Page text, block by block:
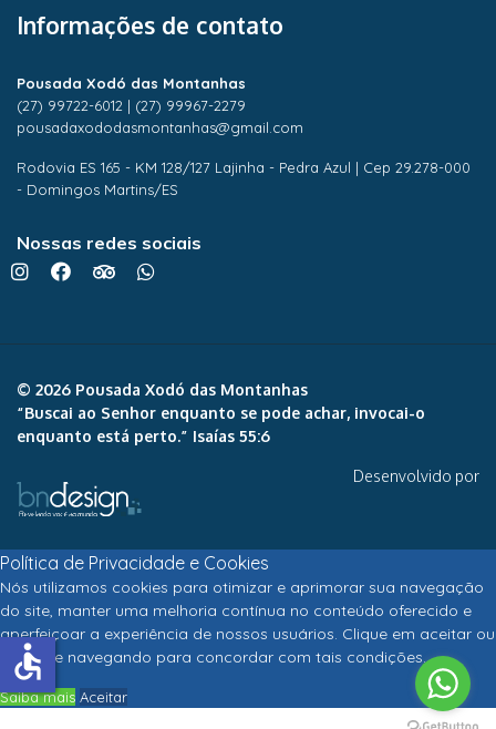
Informações de contato
Pousada Xodó das Montanhas
(27) 99722-6012 | (27) 99967-2279
pousadaxododasmontanhas@gmail.com
Rodovia ES 165 - KM 128/127 Lajinha - Pedra Azul | Cep 29.278-000
- Domingos Martins/ES
Nossas redes sociais
© 2026 Pousada Xodó das Montanhas
“Buscai ao Senhor enquanto se pode achar, invocai-o
enquanto está perto.” Isaías 55:6
Desenvolvido por
Política de Privacidade e Cookies
Nós utilizamos cookies para otimizar e aprimorar sua navegação
do site, manter uma melhoria contínua no conteúdo oferecido e
aperfeiçoar a experiência de nossos usuários. Clique em aceitar ou
continue navegando para concordar com tais condições.
Saiba mais Aceitar
accessible